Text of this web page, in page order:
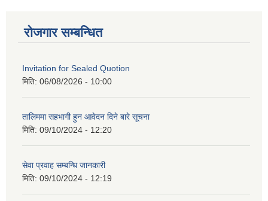
रोजगार सम्बन्धित
Invitation for Sealed Quotion
मिति: 06/08/2026 - 10:00
तालिममा सहभागी हुन आवेदन दिने बारे सूचना
मिति: 09/10/2024 - 12:20
सेवा प्रवाह सम्बन्धि जानकारी
मिति: 09/10/2024 - 12:19